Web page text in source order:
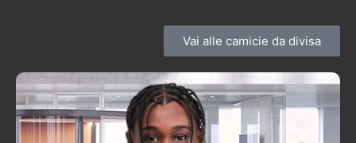
Vai alle camicie da divisa